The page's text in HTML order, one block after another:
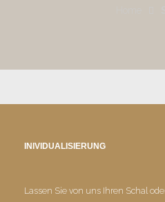
INIVIDUALISIERUNG
Lassen Sie von uns Ihren Schal